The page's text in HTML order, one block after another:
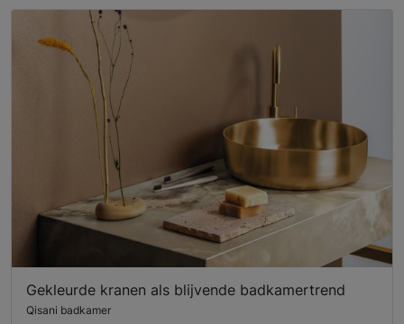
Gekleurde kranen als blijvende badkamertrend
Qisani badkamer